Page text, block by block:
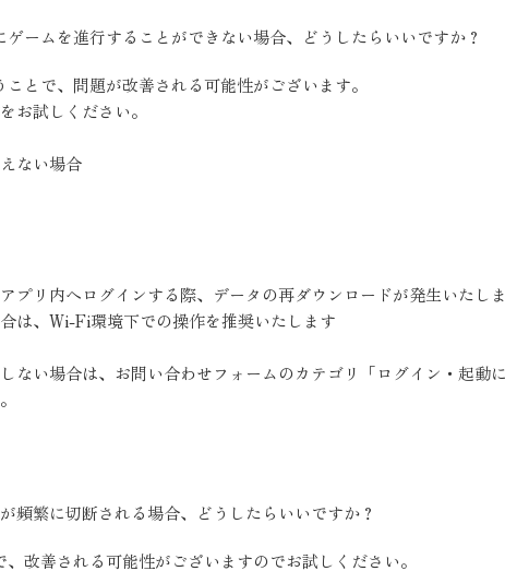
ゲームを進行することができない場合、どうしたらいいですか？
とで、問題が改善される可能性がございます。
お試しください。
ない場合
プリ内へログインする際、データの再ダウンロードが発生いたし
は、Wi-Fi環境下での操作を推奨いたします
ない場合は、お問い合わせフォームのカテゴリ「ログイン・起動
頻繁に切断される場合、どうしたらいいですか？
改善される可能性がございますのでお試しください。